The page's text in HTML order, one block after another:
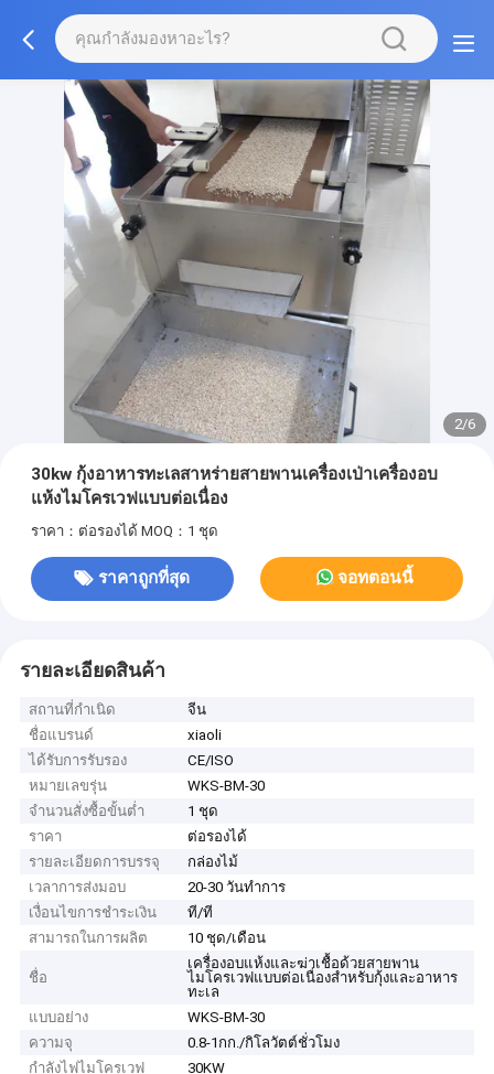
2/6
30kw กุ้งอาหารทะเลสาหร่ายสายพานเครื่องเป่าเครื่องอบ
แห้งไมโครเวฟแบบต่อเนื่อง
ราคา：ต่อรองได้ MOQ：1 ชุด
ราคาถูกที่สุด จอทตอนนี้
รายละเอียดสินค้า
สถานที่กำเนิด
จีน
ชื่อแบรนด์
xiaoli
ได้รับการรับรอง
CE/ISO
หมายเลขรุ่น
WKS-BM-30
จำนวนสั่งซื้อขั้นต่ำ
1 ชุด
ราคา
ต่อรองได้
รายละเอียดการบรรจุ
กล่องไม้
เวลาการส่งมอบ
20-30 วันทำการ
เงื่อนไขการชำระเงิน
ที/ที
สามารถในการผลิต
10 ชุด/เดือน
ชื่อ
เครื่องอบแห้งและฆ่าเชื้อด้วยสายพาน
ไมโครเวฟแบบต่อเนื่องสำหรับกุ้งและอาหาร
ทะเล
แบบอย่าง
WKS-BM-30
ความจุ
0.8-1กก./กิโลวัตต์ชั่วโมง
กำลังไฟไมโครเวฟ
30KW